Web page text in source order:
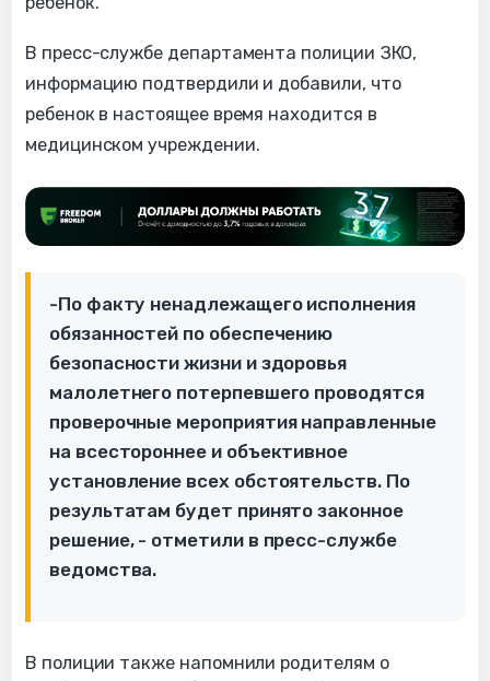
В пресс-службе департамента полиции ЗКО,
информацию подтвердили и добавили, что
ребенок в настоящее время находится в
медицинском учреждении.
-По факту ненадлежащего исполнения
обязанностей по обеспечению
безопасности жизни и здоровья
малолетнего потерпевшего проводятся
проверочные мероприятия направленные
на всестороннее и объективное
установление всех обстоятельств. По
результатам будет принято законное
решение, - отметили в пресс-службе
ведомства.
В полиции также напомнили родителям о